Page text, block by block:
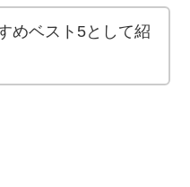
めベスト5として紹